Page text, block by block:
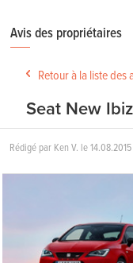
Avis des propriétaires
Retour à la liste des
Seat New
Rédigé par Ken V. le14.08.2015